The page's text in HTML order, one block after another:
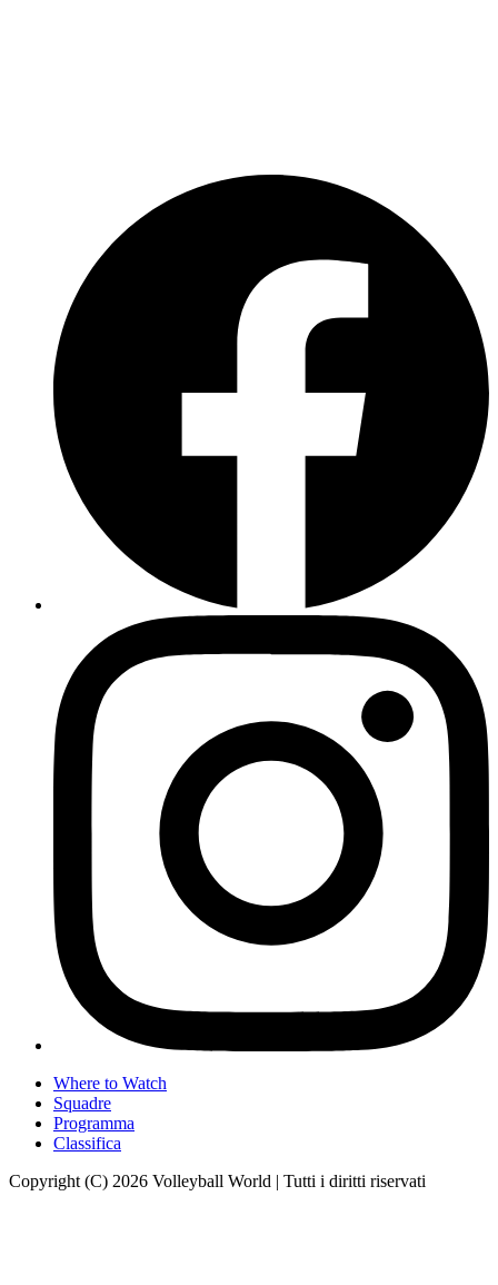
Where to Watch
Squadre
Programma
Classifica
Copyright (C) 2026 Volleyball World | Tutti i diritti riservati